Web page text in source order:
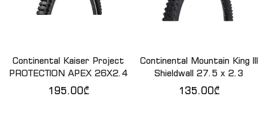
ᲙᲐᲚᲐᲗᲐᲨᲘ ᲓᲐᲛᲐᲢᲔᲑᲐ
Continental Kaiser Project
PROTECTION APEX 26X2.4
195.00₾
ᲙᲐᲚᲐᲗᲐᲨᲘ ᲓᲐᲛᲐᲢᲔᲑᲐ
Continental Mountain King III
Shieldwall 27.5 x 2.3
135.00₾